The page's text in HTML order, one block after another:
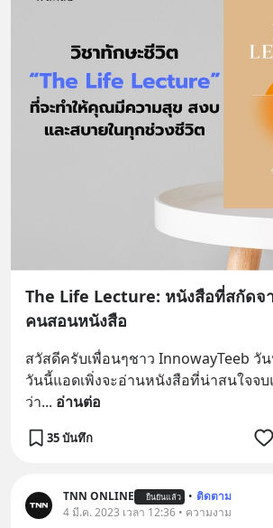
The Life Lecture: หนังสือที่สกัดจ
คนสอนหนังสือ
สวัสดีครับเพื่อนๆชาว InnowayTeeb วั
วันนี้แอดเพิ่งจะอ่านหนังสือที่น่าสนใจจบ
ว่า... อ่านต่อ
35 บันทึก
TNN ONLINE ยืนยันแล้ว • ติดตาม
4 มี.ค. 2023 เวลา 12:36 • ความงาม